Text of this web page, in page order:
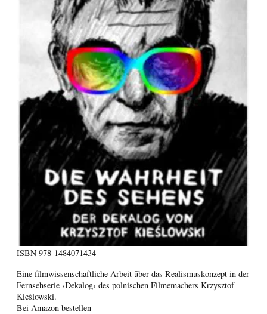
ISBN 978-1484071434
Eine filmwissenschaftliche Arbeit über das Realismuskonzept in der
Fernsehserie ›Dekalog‹ des polnischen Filmemachers Krzysztof
Kieślowski.
Bei Amazon bestellen